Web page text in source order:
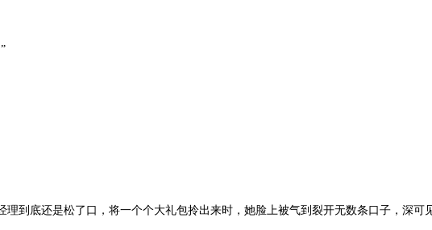
底还是松了口，将一个个大礼包拎出来时，她脸上被气到裂开无数条口子，深可